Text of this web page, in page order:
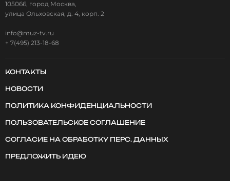
105066, город Москва,
улица Ольховская, д. 4, корп. 2
info@muz-tv.ru
+ 7(495) 213-18-68
КОНТАКТЫ
НОВОСТИ
ПОЛИТИКА КОНФИДЕНЦИАЛЬНОСТИ
ПОЛЬЗОВАТЕЛЬСКОЕ СОГЛАШЕНИЕ
СОГЛАСИЕ НА ОБРАБОТКУ ПЕРС. ДАННЫХ
ПРЕДЛОЖИТЬ ИДЕЮ